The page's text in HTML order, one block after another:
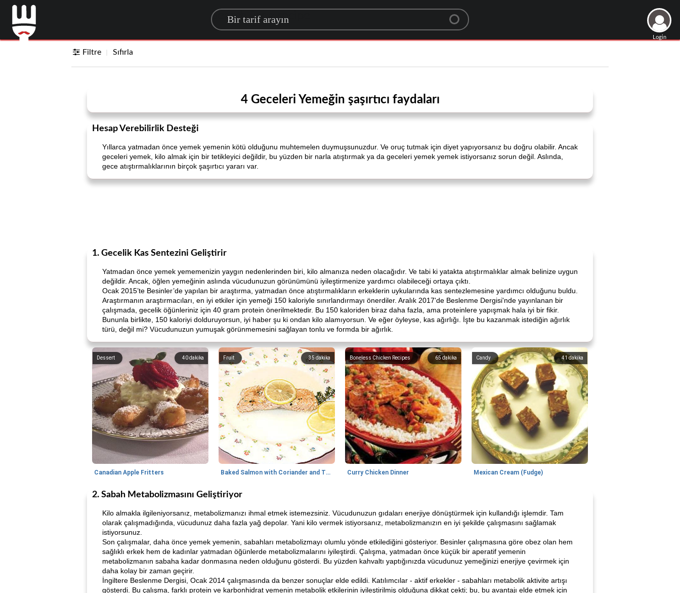
Search for a recipe
Login
Filtre Sıfırla
4 Geceleri Yemeğin şaşırtıcı faydaları
Hesap Verebilirlik Desteği
Yıllarca yatmadan önce yemek yemenin kötü olduğunu muhtemelen duymuşsunuzdur. Ve oruç tutmak için diyet yapıyorsanız bu doğru olabilir. Ancak
geceleri yemek, kilo almak için bir tetikleyici değildir, bu yüzden bir narla atıştırmak ya da geceleri yemek yemek istiyorsanız sorun değil. Aslında,
gece atıştırmalıklarının birçok şaşırtıcı yararı var.
1. Gecelik Kas Sentezini Geliştirir
Yatmadan önce yemek yememenizin yaygın nedenlerinden biri, kilo almanıza neden olacağıdır. Ve tabi ki yatakta atıştırmalıklar almak belinize uygun
değildir. Ancak, öğlen yemeğinin aslında vücudunuzun görünümünü iyileştirmenize yardımcı olabileceği ortaya çıktı.
Ocak 2015’te Besinler’de yapılan bir araştırma, yatmadan önce atıştırmalıkların erkeklerin uykularında kas sentezlemesine yardımcı olduğunu buldu.
Araştırmanın araştırmacıları, en iyi etkiler için yemeği 150 kaloriyle sınırlandırmayı önerdiler. Aralık 2017'de Beslenme Dergisi'nde yayınlanan bir
çalışmada, gecelik öğünleriniz için 40 gram protein önerilmektedir. Bu 150 kaloriden biraz daha fazla, ama proteinlere yapışmak hala iyi bir fikir.
Bununla birlikte, 150 kaloriyi dolduruyorsun, iyi haber şu ki ondan kilo alamıyorsun. Ve eğer öyleyse, kas ağırlığı. İşte bu kazanmak istediğin ağırlık
türü, değil mi? Vücudunuzun yumuşak görünmemesini sağlayan tonlu ve formda bir ağırlık.
40dakika
Dessert
Canadian Apple Fritters
35 dakika
Fruit
Baked Salmon with Coriander and Thyme
65 dakika
Boneless Chicken Recipes
Curry Chicken Dinner
41 dakika
Candy
Mexican Cream (Fudge)
2. Sabah Metabolizmasını Geliştiriyor
Kilo almakla ilgileniyorsanız, metabolizmanızı ihmal etmek istemezsiniz. Vücudunuzun gıdaları enerjiye dönüştürmek için kullandığı işlemdir. Tam
olarak çalışmadığında, vücudunuz daha fazla yağ depolar. Yani kilo vermek istiyorsanız, metabolizmanızın en iyi şekilde çalışmasını sağlamak
istiyorsunuz.
Son çalışmalar, daha önce yemek yemenin, sabahları metabolizmayı olumlu yönde etkilediğini gösteriyor. Besinler çalışmasına göre obez olan hem
sağlıklı erkek hem de kadınlar yatmadan öğünlerde metabolizmalarını iyileştirdi. Çalışma, yatmadan önce küçük bir aperatif yemenin
metabolizmanın sabaha kadar donmasına neden olduğunu gösterdi. Bu yüzden kahvaltı yaptığınızda vücudunuz yemeğinizi enerjiye çevirmek için
daha kolay bir zaman geçirir.
İngiltere Beslenme Dergisi, Ocak 2014 çalışmasında da benzer sonuçlar elde edildi. Katılımcılar - aktif erkekler - sabahları metabolik aktivite artışı
gösterdi. Bu çalışma, farklı protein ve karbonhidrat yemenin metabolik etkilerinin iyileştirilmiş olduğuna dikkat çekti; bu, bu avantajı elde etmek için